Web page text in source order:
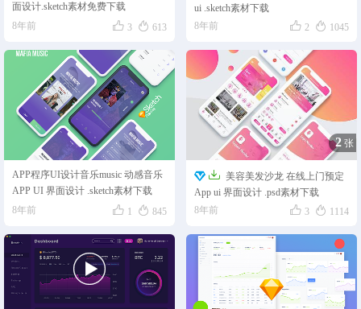
面设计.sketch素材免费下载
8年前
 3  613
ui .sketch素材下载
8年前
 2  1045
APP程序UI设计音乐music 动感音乐
APP UI 界面设计 .sketch素材下载
8年前
 1  845
2 张
 美容美发沙龙 在线上门预定
App ui 界面设计 .psd素材下载
8年前
 3  1114
